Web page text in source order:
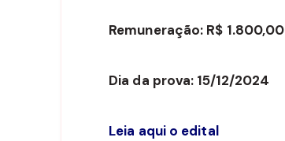
Remuneração: R$ 1.800,00
Dia da prova: 15/12/2024
Leia aqui o edital